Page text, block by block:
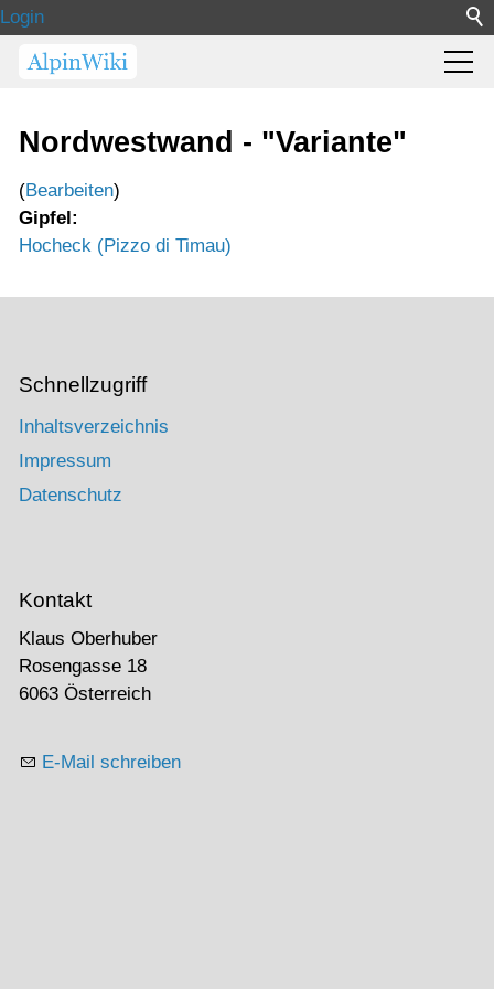
Login
Nordwestwand - "Variante"
(Bearbeiten)
Gipfel:
Hocheck (Pizzo di Timau)
Schnellzugriff
Inhaltsverzeichnis
Impressum
Datenschutz
Kontakt
Klaus Oberhuber
Rosengasse 18
6063 Österreich
E-Mail schreiben